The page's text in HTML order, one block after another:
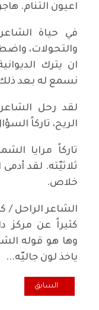
اعيون التنام.
في حياة
والتحولات،
ان يترك
نسمع له بعد ذلك
لقد رحل الشاعر
الريح، تاركاً
تاركاً مرايا
ثلاثيّته. لقد
خلاص.
الشاعر الراحل /
كثيراً عن مركز
وها هو قوله
ياخذ لون جاليّه...
المقال السابق:
السابق